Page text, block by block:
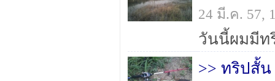
24 มี.ค. 57,
วันนี้ผมมีท